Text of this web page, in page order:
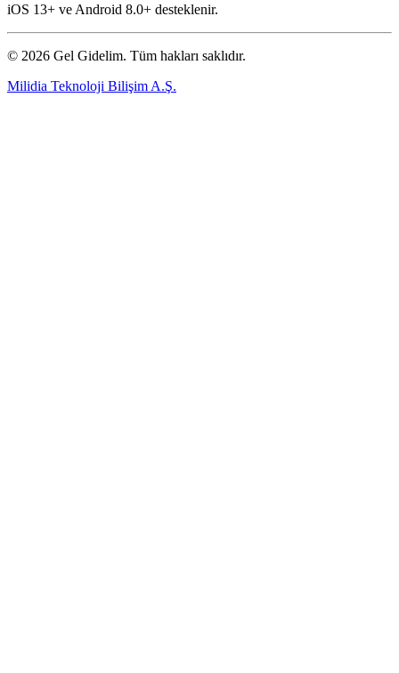
iOS 13+ ve Android 8.0+ desteklenir.
© 2026 Gel Gidelim. Tüm hakları saklıdır.
Milidia Teknoloji Bilişim A.Ş.